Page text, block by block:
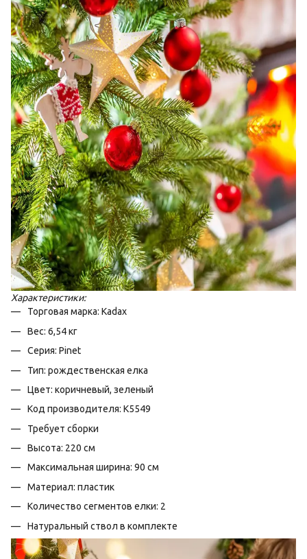
Характеристики:
Торговая марка: Kadax
Вес: 6,54 кг
Серия: Pinet
Тип: рождественская елка
Цвет: коричневый, зеленый
Код производителя: К5549
Требует сборки
Высота: 220 см
Максимальная ширина: 90 см
Материал: пластик
Количество сегментов елки: 2
Натуральный ствол в комплекте